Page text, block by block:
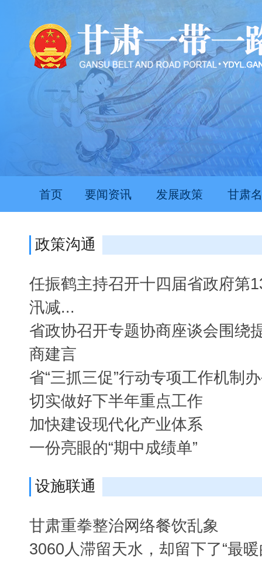
首页 要闻资讯 发展政策 甘肃
政策沟通
任振鹤主持召开十四届省政府第
汛减...
省政协召开专题协商座谈会围绕
商建言
省“三抓三促”行动专项工作机制
切实做好下半年重点工作
加快建设现代化产业体系
一份亮眼的“期中成绩单”
设施联通
甘肃重拳整治网络餐饮乱象
3060人滞留天水，却留下了“最暖